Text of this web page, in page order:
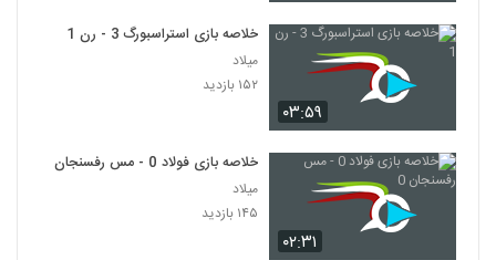
۰۳:۵۹
خلاصه بازی استراسبورگ 3 - رن 1
میلاد
۱۵۲ بازدید
۰۲:۳۱
خلاصه بازی فولاد 0 - مس رفسنجان 0
میلاد
۱۴۵ بازدید